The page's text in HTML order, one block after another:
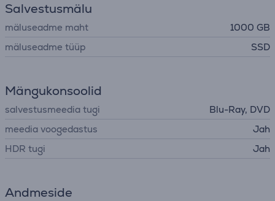
Salvestusmälu
mäluseadme maht
1000 GB
mäluseadme tüüp
SSD
Mängukonsoolid
salvestusmeedia tugi
Blu-Ray, DVD
meedia voogedastus
Jah
HDR tugi
Jah
Andmeside